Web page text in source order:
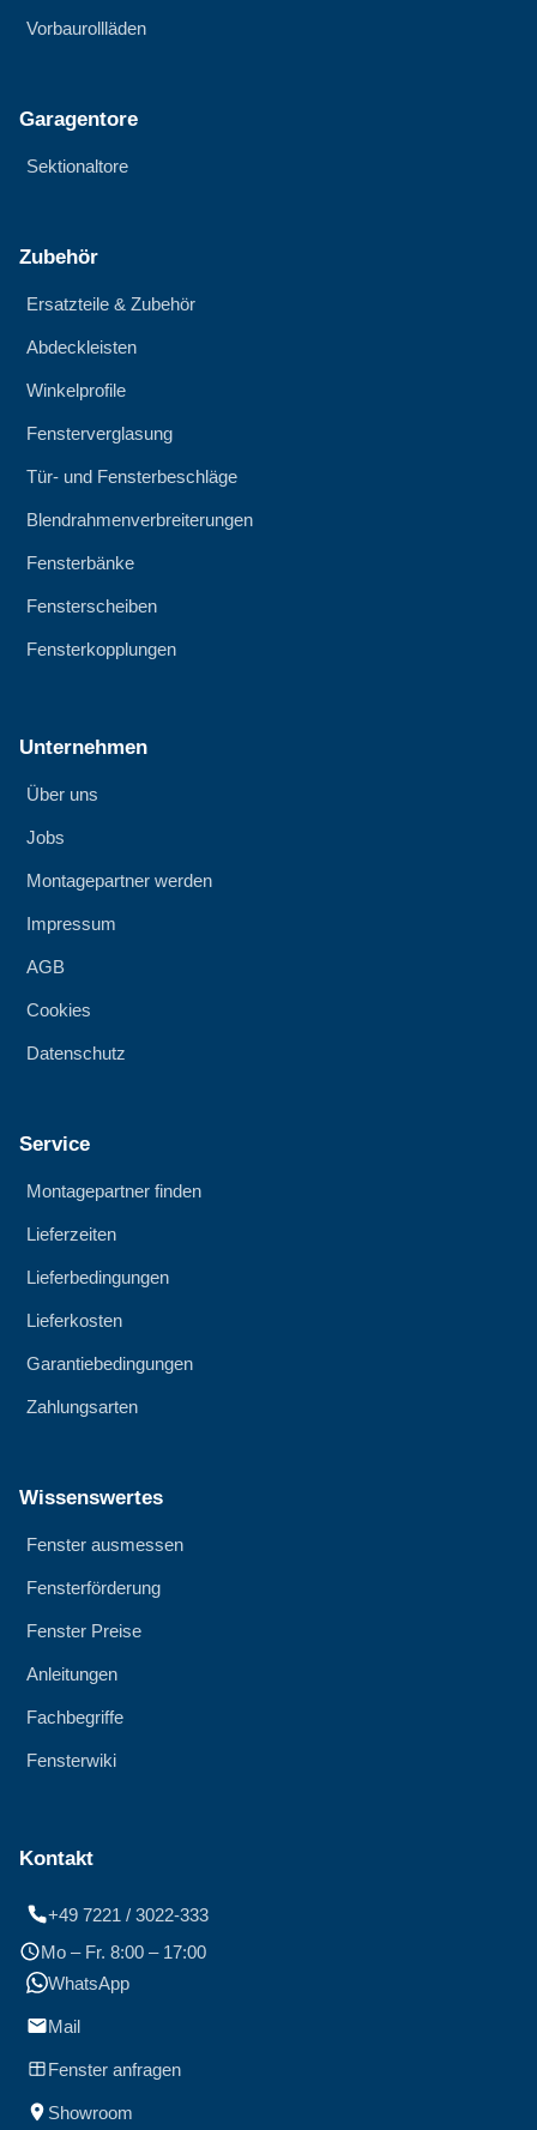
Vorbaurollläden
Garagentore
Sektionaltore
Zubehör
Ersatzteile & Zubehör
Abdeckleisten
Winkelprofile
Fensterverglasung
Tür- und Fensterbeschläge
Blendrahmenverbreiterungen
Fensterbänke
Fensterscheiben
Fensterkopplungen
Unternehmen
Über uns
Jobs
Montagepartner werden
Impressum
AGB
Cookies
Datenschutz
Service
Montagepartner finden
Lieferzeiten
Lieferbedingungen
Lieferkosten
Garantiebedingungen
Zahlungsarten
Wissenswertes
Fenster ausmessen
Fensterförderung
Fenster Preise
Anleitungen
Fachbegriffe
Fensterwiki
Kontakt
+49 7221 / 3022-333
Mo – Fr. 8:00 – 17:00
WhatsApp
Mail
Fenster anfragen
Showroom